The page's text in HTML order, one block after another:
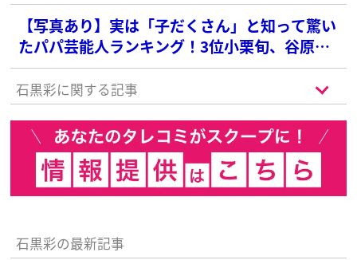
【写真あり】実は「子だくさん」と知って驚い
たパパ芸能人ランキング！3位小栗旬、谷原章
介、2位つるの剛士を抑えた1位は？
石黒彩に関する記事
石黒彩の最新記事